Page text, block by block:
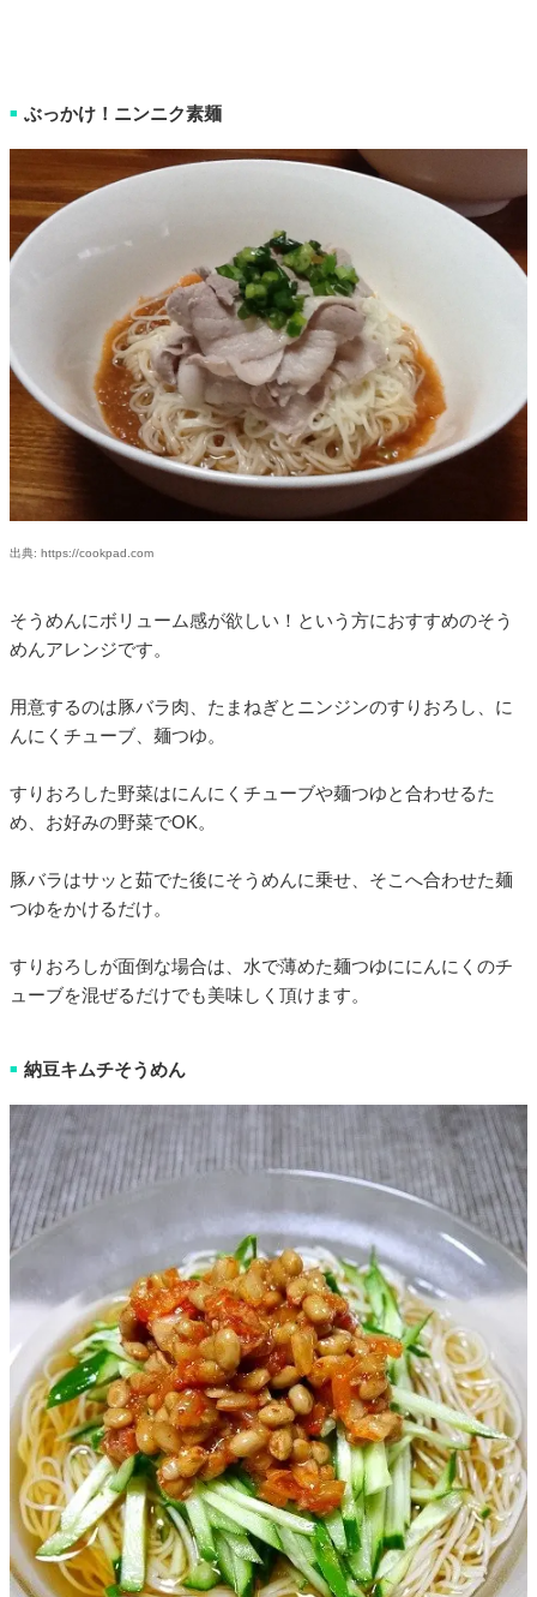
■ ぶっかけ！ニンニク素麺
出典: https://cookpad.com
そうめんにボリューム感が欲しい！という方におすすめのそう
めんアレンジです。
用意するのは豚バラ肉、たまねぎとニンジンのすりおろし、に
んにくチューブ、麺つゆ。
すりおろした野菜はにんにくチューブや麺つゆと合わせるた
め、お好みの野菜でOK。
豚バラはサッと茹でた後にそうめんに乗せ、そこへ合わせた麺
つゆをかけるだけ。
すりおろしが面倒な場合は、水で薄めた麺つゆににんにくのチ
ューブを混ぜるだけでも美味しく頂けます。
■ 納豆キムチそうめん